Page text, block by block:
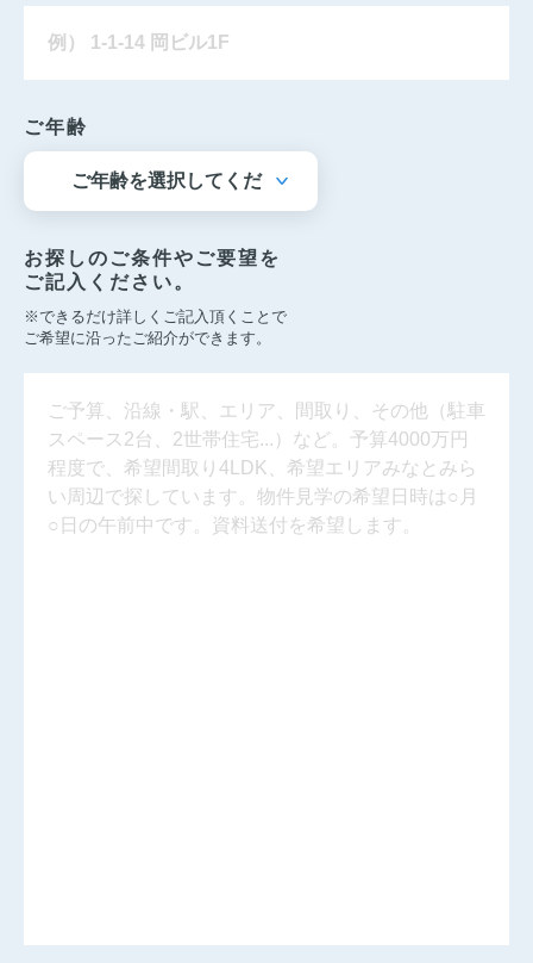
ご年齢
お探しのご条件やご要望を
ご記入ください。
※できるだけ詳しくご記入頂くことで
ご希望に沿ったご紹介ができます。